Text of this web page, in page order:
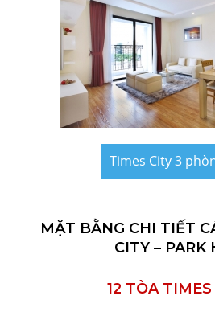
Times City 3
MẶT BẰNG CHI TIẾT
CITY – PARK
12 TÒA TIMES